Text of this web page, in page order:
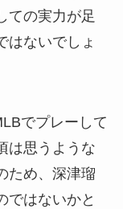
ての実力が足
はないでしょ
でプレーして
は思うような
ため、深津瑠
ではないかと